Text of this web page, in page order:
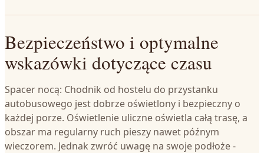
Bezpieczeństwo i optymalne
wskazówki dotyczące czasu
Spacer nocą: Chodnik od hostelu do przystanku
autobusowego jest dobrze oświetlony i bezpieczny o
każdej porze. Oświetlenie uliczne oświetla całą trasę, a
obszar ma regularny ruch pieszy nawet późnym
wieczorem. Jednak zwróć uwagę na swoje podłoże -